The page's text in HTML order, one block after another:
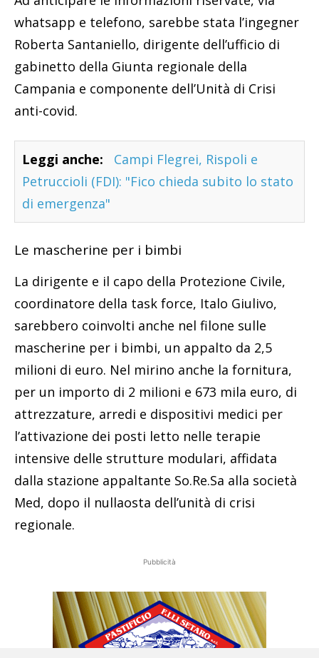
whatsapp e telefono, sarebbe stata l’ingegner
Roberta Santaniello, dirigente dell’ufficio di
gabinetto della Giunta regionale della
Campania e componente dell’Unità di Crisi
anti-covid.
Leggi anche:
Campi Flegrei, Rispoli e
Petruccioli (FDI): "Fico chieda subito lo stato
di emergenza"
Le mascherine per i bimbi
La dirigente e il capo della Protezione Civile,
coordinatore della task force, Italo Giulivo,
sarebbero coinvolti anche nel filone sulle
mascherine per i bimbi, un appalto da 2,5
milioni di euro. Nel mirino anche la fornitura,
per un importo di 2 milioni e 673 mila euro, di
attrezzature, arredi e dispositivi medici per
l’attivazione dei posti letto nelle terapie
intensive delle strutture modulari, affidata
dalla stazione appaltante So.Re.Sa alla società
Med, dopo il nullaosta dell’unità di crisi
regionale.
Pubblicità